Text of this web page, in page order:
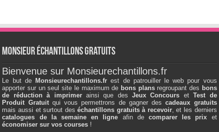
Monsieur échantillons Gratuits
Bienvenue sur Monsieurechantillons.fr
Le but de Monsieurechantillons.fr est de patrouiller le web pour vous
apporter sur un seul site le maximum de bons plansregroupant des bons
de réduction à imprimerainsi que desJeux Concours etTest de
Produit Gratuitqui vous permettrons de gagner descadeaux gratuits
mais aussi et surtout deséchantillons gratuits à recevoir, et les derniers
catalogues de la semaine en ligne afin de comparer les prix et
économiser sur vos courses !